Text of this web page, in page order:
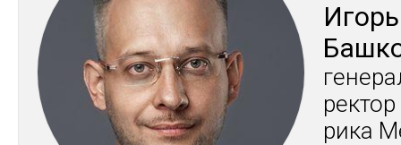
Игорь
ри­ка